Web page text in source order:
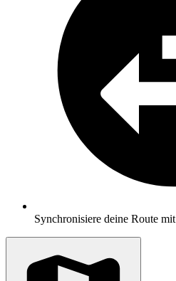
Synchronisiere deine Route mit